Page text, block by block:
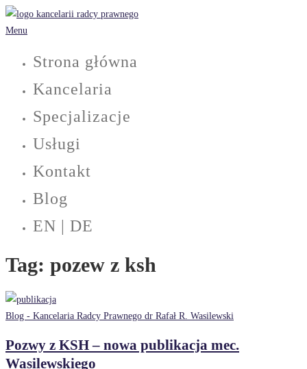
Przejdź
do
Menu
Strona główna
Kancelaria
Specjalizacje
Usługi
Kontakt
Blog
EN | DE
Tag: pozew z ksh
Blog - Kancelaria Radcy Prawnego dr Rafał R. Wasilewski
Pozwy z KSH – nowa publikacja mec.
Wasilewskiego